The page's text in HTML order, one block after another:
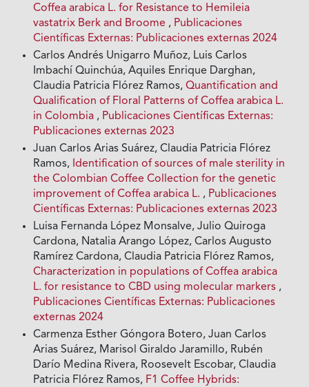
Coffea arabica L. for Resistance to Hemileia
vastatrix Berk and Broome , Publicaciones
Científicas Externas: Publicaciones externas 2024
Carlos Andrés Unigarro Muñoz, Luis Carlos
Imbachí Quinchúa, Aquiles Enrique Darghan,
Claudia Patricia Flórez Ramos,Quantification and
Qualification of Floral Patterns of Coffea arabica L.
in Colombia , Publicaciones Científicas Externas:
Publicaciones externas 2023
Juan Carlos Arias Suárez, Claudia Patricia Flórez
Ramos, Identification of sources of male sterility in
the Colombian Coffee Collection for the genetic
improvement of Coffea arabica L. , Publicaciones
Científicas Externas: Publicaciones externas 2023
Luisa Fernanda López Monsalve, Julio Quiroga
Cardona, Natalia Arango López, Carlos Augusto
Ramírez Cardona, Claudia Patricia Flórez Ramos,
Characterization in populations of Coffea arabica
L. for resistance to CBD using molecular markers ,
Publicaciones Científicas Externas: Publicaciones
externas 2024
Carmenza Esther Góngora Botero, Juan Carlos
Arias Suárez, Marisol Giraldo Jaramillo, Rubén
Darío Medina Rivera, Roosevelt Escobar, Claudia
Patricia Flórez Ramos, F1 Coffee Hybrids: